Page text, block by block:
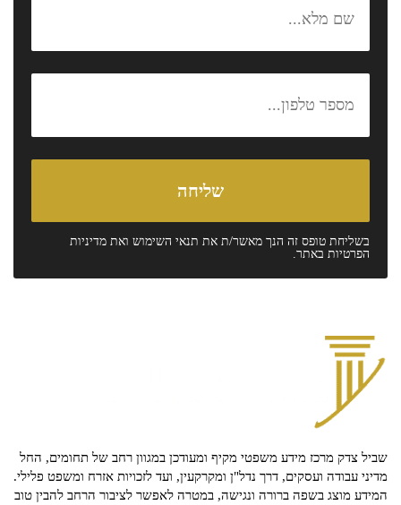
בשליחת טופס זה הנך מאשר/ת את תנאי השימוש ואת מדיניות
הפרטיות באתר.
שביל צדק מרכז מידע משפטי מקיף ומעודכן במגוון רחב של תחומים, החל
מדיני עבודה ועסקים, דרך נדל"ן ומקרקעין, ועד לזכויות אזרח ומשפט פלילי.
המידע מוצג בשפה ברורה ונגישה, במטרה לאפשר לציבור הרחב להבין טוב